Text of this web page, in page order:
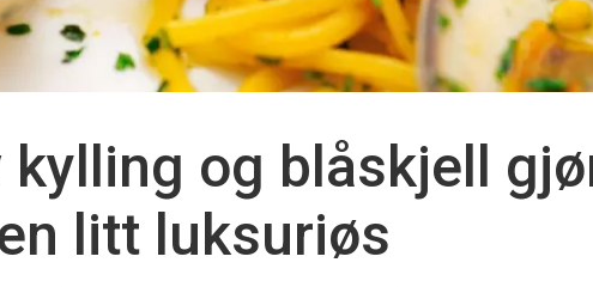
kylling og blåskjell
litt luksuriøs